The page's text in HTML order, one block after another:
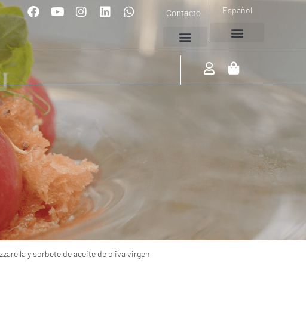
Contacto Español
y sorbete de aceite de oliva virgen extra
y sorbete de aceite de oliva virgen